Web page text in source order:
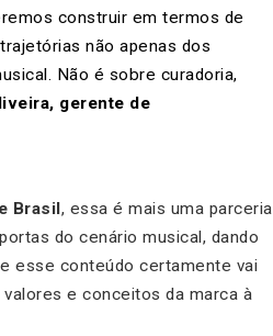
construir em termos de
não apenas dos
Não é sobre curadoria,
gerente de
Brasil, essa é mais uma parceria
do cenário musical, dando
esse conteúdo certamente vai
e conceitos da marca à